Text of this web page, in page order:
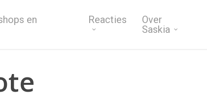
en
Reacties
Over
Saskia